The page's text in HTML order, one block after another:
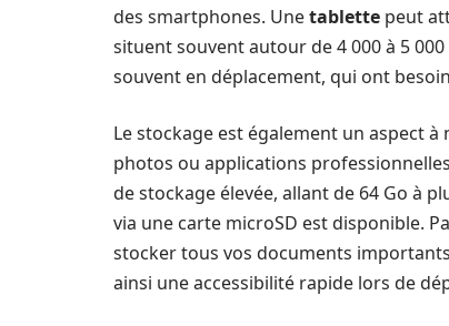
des smartphones. Unetablette peut
situent souvent autour de 4 000 à 5
souvent en déplacement, qui ont
Le stockage est également un aspect
photos ou applications
de stockage élevée, allant de 64 Go à
via une carte microSD est disponible.
stocker tous vos documents
ainsi une accessibilité rapide lors de